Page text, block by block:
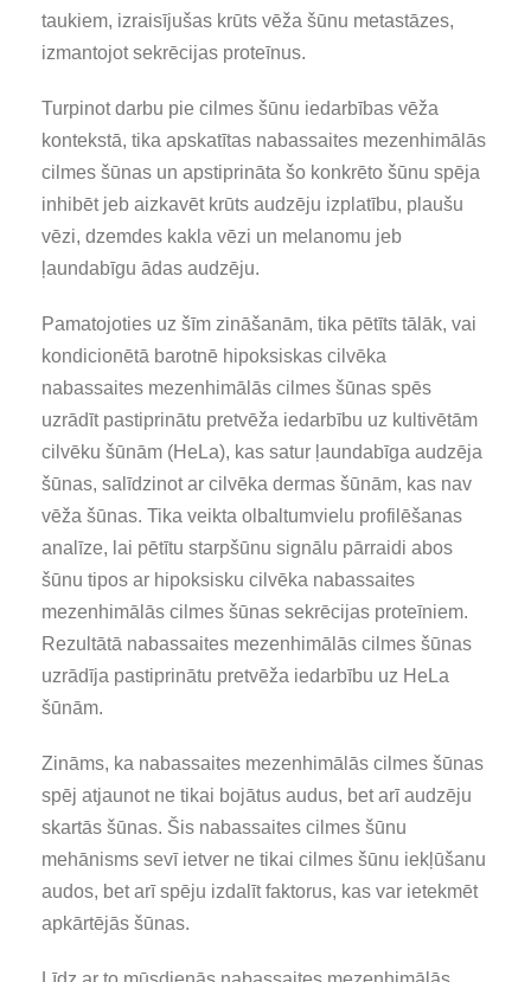
taukiem, izraisījušas krūts vēža šūnu metastāzes,
izmantojot sekrēcijas proteīnus.
Turpinot darbu pie cilmes šūnu iedarbības vēža
kontekstā, tika apskatītas nabassaites mezenhimālās
cilmes šūnas un apstiprināta šo konkrēto šūnu spēja
inhibēt jeb aizkavēt krūts audzēju izplatību, plaušu
vēzi, dzemdes kakla vēzi un melanomu jeb
ļaundabīgu ādas audzēju.
Pamatojoties uz šīm zināšanām, tika pētīts tālāk, vai
kondicionētā barotnē hipoksiskas cilvēka
nabassaites mezenhimālās cilmes šūnas spēs
uzrādīt pastiprinātu pretvēža iedarbību uz kultivētām
cilvēku šūnām (HeLa), kas satur ļaundabīga audzēja
šūnas, salīdzinot ar cilvēka dermas šūnām, kas nav
vēža šūnas. Tika veikta olbaltumvielu profilēšanas
analīze, lai pētītu starpšūnu signālu pārraidi abos
šūnu tipos ar hipoksisku cilvēka nabassaites
mezenhimālās cilmes šūnas sekrēcijas proteīniem.
Rezultātā nabassaites mezenhimālās cilmes šūnas
uzrādīja pastiprinātu pretvēža iedarbību uz HeLa
šūnām.
Zināms, ka nabassaites mezenhimālās cilmes šūnas
spēj atjaunot ne tikai bojātus audus, bet arī audzēju
skartās šūnas. Šis nabassaites cilmes šūnu
mehānisms sevī ietver ne tikai cilmes šūnu iekļūšanu
audos, bet arī spēju izdalīt faktorus, kas var ietekmēt
apkārtējās šūnas.